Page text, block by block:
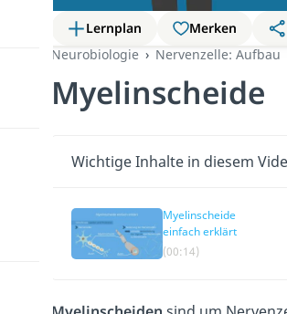
Lernplan Merken
Neurobiologie
Nervenzelle: Aufbau
Myelinscheide
Wichtige Inhalte in diesem
Myelinscheide
einfach erklärt
(00:14)